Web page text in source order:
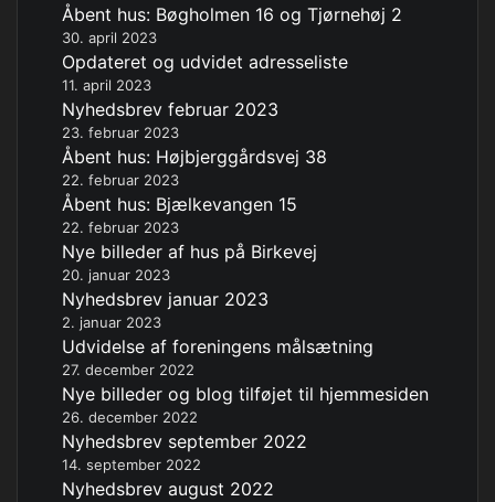
Åbent hus: Bøgholmen 16 og Tjørnehøj 2
30. april 2023
Opdateret og udvidet adresseliste
11. april 2023
Nyhedsbrev februar 2023
23. februar 2023
Åbent hus: Højbjerggårdsvej 38
22. februar 2023
Åbent hus: Bjælkevangen 15
22. februar 2023
Nye billeder af hus på Birkevej
20. januar 2023
Nyhedsbrev januar 2023
2. januar 2023
Udvidelse af foreningens målsætning
27. december 2022
Nye billeder og blog tilføjet til hjemmesiden
26. december 2022
Nyhedsbrev september 2022
14. september 2022
Nyhedsbrev august 2022